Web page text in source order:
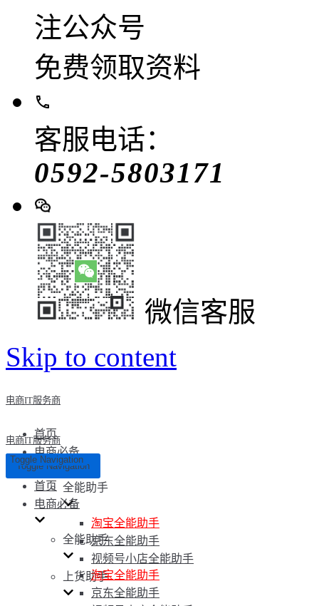
注公众号
免费领取资料
客服电话：
0592-5803171
微信客服
Skip to content
电商IT服务商
首页
电商必备
全能助手
淘宝全能助手
京东全能助手
视频号小店全能助手
上货助手
电商IT服务商
Toggle Navigation
Toggle Navigation
首页
电商必备
全能助手
淘宝全能助手
京东全能助手